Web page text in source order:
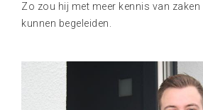
Zo zou hij met meer kennis van
kunnen begeleiden.